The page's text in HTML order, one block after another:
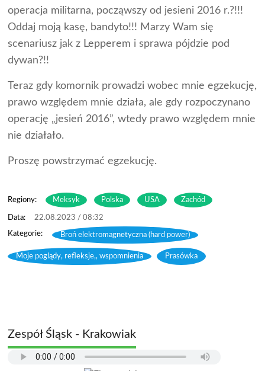
operacja militarna, począwszy od jesieni 2016 r.?!!!
Oddaj moją kasę, bandyto!!! Marzy Wam się
scenariusz jak z Lepperem i sprawa pójdzie pod
dywan?!!
Teraz gdy komornik prowadzi wobec mnie egzekucję,
prawo względem mnie działa, ale gdy rozpoczynano
operację „jesień 2016”, wtedy prawo względem mnie
nie działało.
Proszę powstrzymać egzekucję.
Regiony: Meksyk Polska USA Zachód
22.08.2023 / 08:32
Broń elektromagnetyczna (hard power)
Moje poglądy, refleksje,, wspomnienia , Prasówka
Zespół Śląsk - Krakowiak